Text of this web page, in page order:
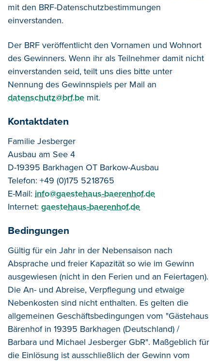
mit den BRF-Datenschutzbestimmungen
einverstanden.
Der BRF veröffentlicht den Vornamen und Wohnort
des Gewinners. Wenn ihr als Teilnehmer damit nicht
einverstanden seid, teilt uns dies bitte unter
Nennung des Gewinnspiels per Mail an
datenschutz@brf.be mit.
Kontaktdaten
Familie Jesberger
Ausbau am See 4
D-19395 Barkhagen OT Barkow-Ausbau
Telefon: +49 (0)175 5218765
E-Mail: info@gaestehaus-baerenhof.de
Internet: gaestehaus-baerenhof.de
Bedingungen
Gültig für ein Jahr in der Nebensaison nach
Absprache und freier Kapazität so wie im Gewinn
ausgewiesen (nicht in den Ferien und an Feiertagen).
Die An- und Abreise, Verpflegung und etwaige
Nebenkosten sind nicht enthalten. Es gelten die
allgemeinen Geschäftsbedingungen vom "Gästehaus
Bärenhof in 19395 Barkhagen (Deutschland) /
Barbara und Michael Jesberger GbR". Maßgeblich für
die Einlösung ist ausschließlich der Gewinn vom